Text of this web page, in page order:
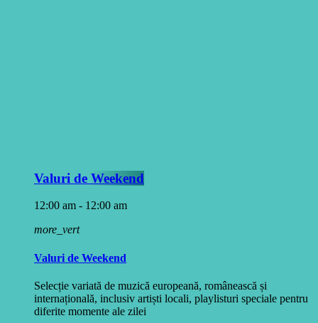
Valuri de Weekend
12:00 am - 12:00 am
more_vert
Valuri de Weekend
Selecție variată de muzică europeană, românească și
internațională, inclusiv artiști locali, playlisturi speciale pentru
diferite momente ale zilei